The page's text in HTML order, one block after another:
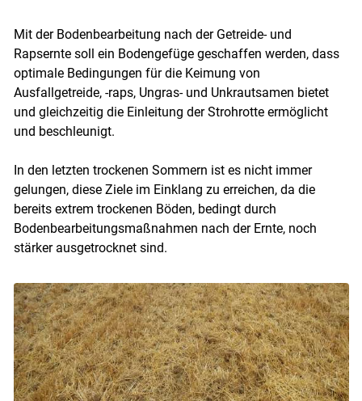
Mit der Bodenbearbeitung nach der Getreide- und
Rapsernte soll ein Bodengefüge geschaffen werden, dass
optimale Bedingungen für die Keimung von
Ausfallgetreide, -raps, Ungras- und Unkrautsamen bietet
und gleichzeitig die Einleitung der Strohrotte ermöglicht
und beschleunigt.
In den letzten trockenen Sommern ist es nicht immer
gelungen, diese Ziele im Einklang zu erreichen, da die
bereits extrem trockenen Böden, bedingt durch
Bodenbearbeitungsmaßnahmen nach der Ernte, noch
stärker ausgetrocknet sind.